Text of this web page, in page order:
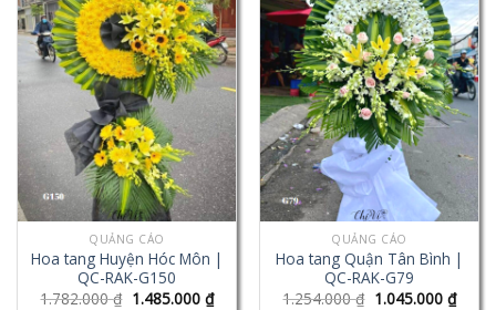
QUẢNG CÁO
Hoa tang Huyện Hóc Môn |
QC-RAK-G150
1.782.000₫ 1.485.000 ₫
QUẢNG CÁO
Hoa tang Quận Tân Bình |
QC-RAK-G79
1.254.000₫ 1.045.000 ₫